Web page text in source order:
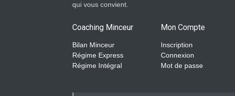
qui vous convient.
Coaching Minceur
Bilan Minceur
Régime Express
Régime Intégral
Mon Compte
Inscription
Connexion
Mot de passe